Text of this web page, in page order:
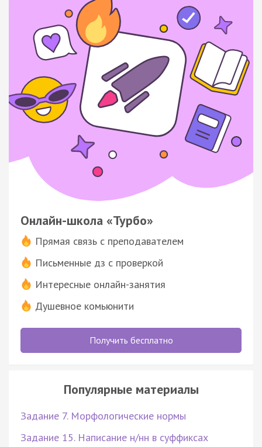
Онлайн-школа «Турбо»
Прямая связь с преподавателем
Письменные дз с проверкой
Интересные онлайн-занятия
Душевное комьюнити
Получить бесплатно
Популярные материалы
Задание 7. Морфологические нормы
Задание 15. Написание н/нн в суффиксах